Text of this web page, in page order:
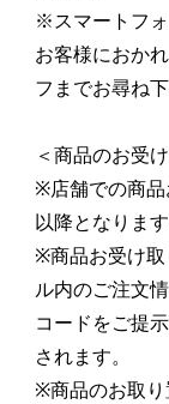
※スマートフ
お客様におか
フまでお尋ね下
＜商品のお受
※店舗での商品
以降となります
※商品お受け取
ル内のご注文
コードをご提
されます。
※商品のお取り